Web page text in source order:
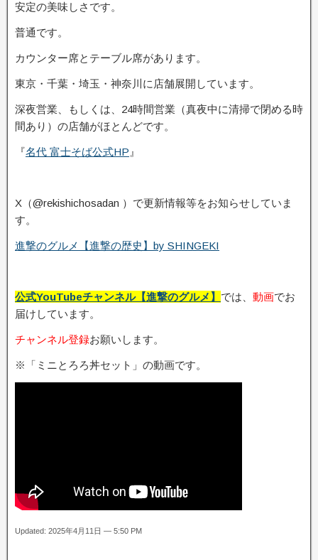
安定の美味しさです。
普通です。
カウンター席とテーブル席があります。
東京・千葉・埼玉・神奈川に店舗展開しています。
深夜営業、もしくは、24時間営業（真夜中に清掃で閉める時
間あり）の店舗がほとんどです。
『名代 富士そば公式HP 』
X（@rekishichosadan ）で更新情報等をお知らせしていま
す。
進撃のグルメ【進撃の歴史】by SHINGEKI
公式YouTubeチャンネル【進撃のグルメ】 では、 動画でお
届けしています。
チャンネル登録お願いします。
※「ミニとろろ丼セット」の動画です。
Updated: 2025年4月11日 — 5:50 PM